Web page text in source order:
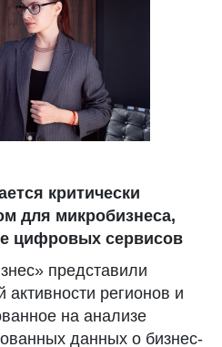
критически
для микробизнеса,
цифровых сервисов
представили
регионов и
на анализе
данных о бизнес-